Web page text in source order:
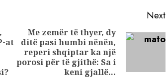
Previous
post:
at
Next
Next
post:
Me zemër të thyer, dy
ditë pasi humbi nënën,
reperi shqiptar ka një
porosi për të gjithë: Sa i
keni gjallë…